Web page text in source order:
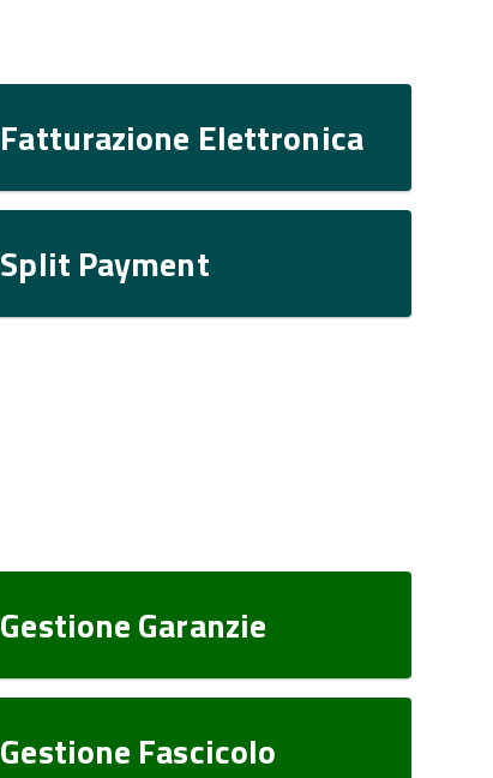
Fatturazione Elettronica
Split Payment
Gestione Garanzie
Gestione Fascicolo